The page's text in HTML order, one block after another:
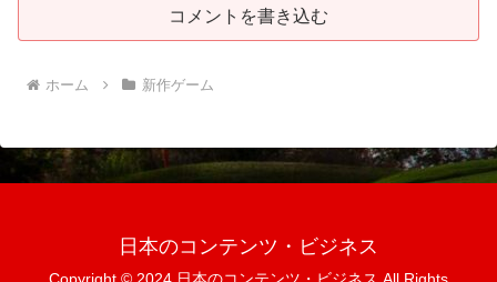
コメントを書き込む
ホーム 新作ゲーム
日本のコンテンツ・ビジネス